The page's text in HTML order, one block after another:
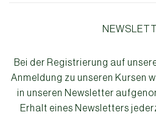
Bei der Registrierung auf
Anmeldung zu unseren Kursen
in unseren Newsletter
Erhalt eines Newsletters